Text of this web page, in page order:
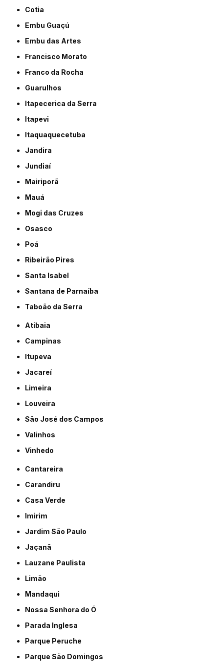
Cotia
Embu Guaçú
Embu das Artes
Francisco Morato
Franco da Rocha
Guarulhos
Itapecerica da Serra
Itapevi
Itaquaquecetuba
Jandira
Jundiaí
Mairiporã
Mauá
Mogi das Cruzes
Osasco
Poá
Ribeirão Pires
Santa Isabel
Santana de Parnaíba
Taboão da Serra
Atibaia
Campinas
Itupeva
Jacareí
Limeira
Louveira
São José dos Campos
Valinhos
Vinhedo
Cantareira
Carandiru
Casa Verde
Imirim
Jardim São Paulo
Jaçanã
Lauzane Paulista
Limão
Mandaqui
Nossa Senhora do Ó
Parada Inglesa
Parque Peruche
Parque São Domingos